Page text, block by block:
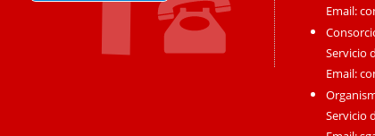
Email:
Servicio
Email:
Servicio